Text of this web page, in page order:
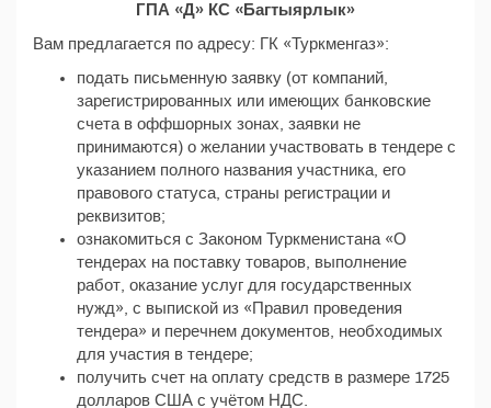
ГПА «Д» КС «Багтыярлык»
Вам предлагается по адресу: ГК «Туркменгаз»:
подать письменную заявку (от компаний,
зарегистрированных или имеющих банковские
счета в оффшорных зонах, заявки не
принимаются) о желании участвовать в тендере с
указанием полного названия участника, его
правового статуса, страны регистрации и
реквизитов;
ознакомиться с Законом Туркменистана «О
тендерах на поставку товаров, выполнение
работ, оказание услуг для государственных
нужд», с выпиской из «Правил проведения
тендера» и перечнем документов, необходимых
для участия в тендере;
получить счет на оплату средств в размере 1725
долларов США с учётом НДС.